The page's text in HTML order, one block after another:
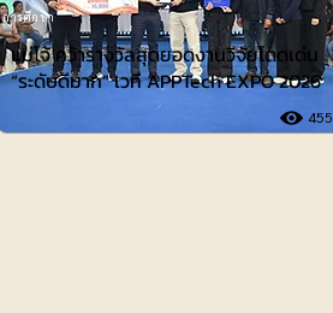
การศึกษา
แม่โจ้ คว้ารางวัลสุดยอดงานวิจัยโดดเด่น
“ระดับดีมาก” เวที APPTech EXPO 2026
455